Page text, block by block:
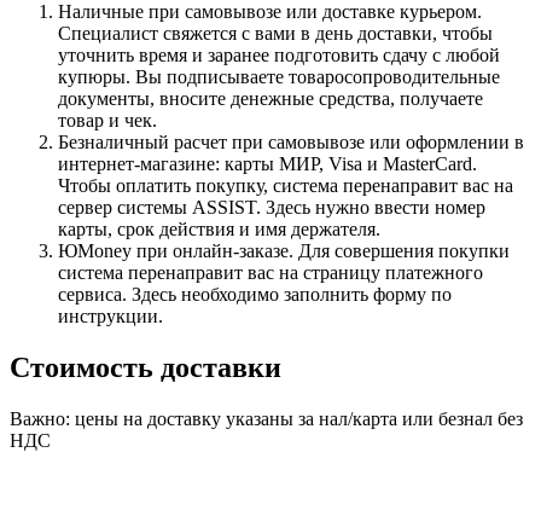
Наличные при самовывозе или доставке курьером.
Специалист свяжется с вами в день доставки, чтобы
уточнить время и заранее подготовить сдачу с любой
купюры. Вы подписываете товаросопроводительные
документы, вносите денежные средства, получаете
товар и чек.
Безналичный расчет при самовывозе или оформлении в
интернет-магазине: карты МИР, Visa и MasterCard.
Чтобы оплатить покупку, система перенаправит вас на
сервер системы ASSIST. Здесь нужно ввести номер
карты, срок действия и имя держателя.
ЮMoney при онлайн-заказе. Для совершения покупки
система перенаправит вас на страницу платежного
сервиса. Здесь необходимо заполнить форму по
инструкции.
Стоимость доставки
Важно: цены на доставку указаны за нал/карта или безнал без
НДС